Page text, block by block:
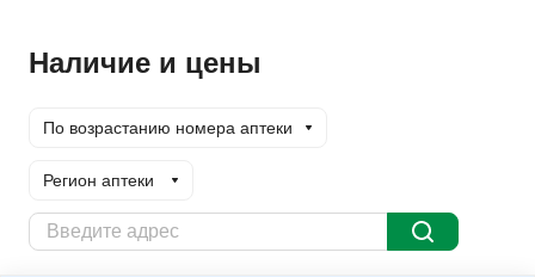
Наличие и цены
По возрастанию номера аптеки
Регион аптеки
Доставка курьером Заказать